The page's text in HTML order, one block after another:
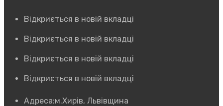
Відкриється в новій вкладці
Відкриється в новій вкладці
Відкриється в новій вкладці
Відкриється в новій вкладці
Адреса:м.Хирів, Львівщина